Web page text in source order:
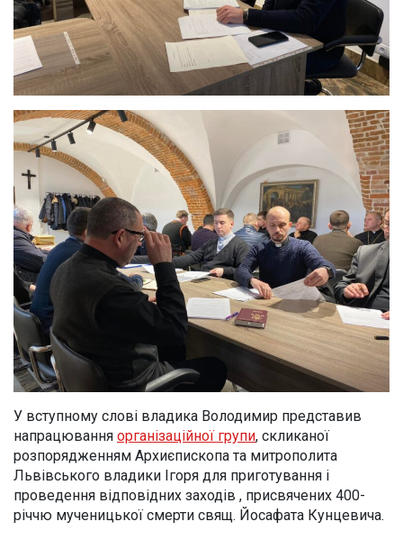
У вступному слові владика Володимир представив
напрацювання організаційної групи, скликаної
розпорядженням Архиєпископа та митрополита
Львівського владики Ігоря для приготування і
проведення відповідних заходів , присвячених 400-
річчю мученицької смерти свящ. Йосафата Кунцевича.